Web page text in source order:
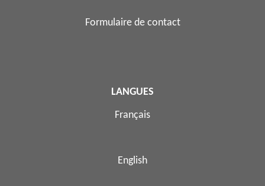
Formulaire de contact
LANGUES
Français
English